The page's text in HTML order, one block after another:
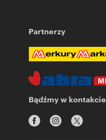
Partnerzy
Bądźmy w kontakcie